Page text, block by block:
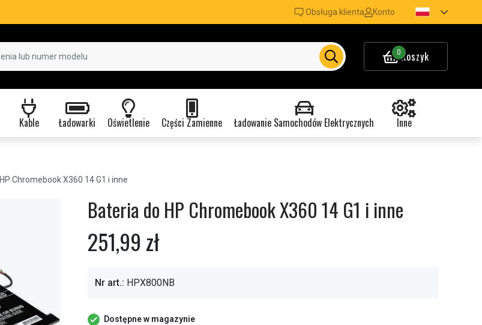
Obsługa klienta Konto
0Koszyk
Kable Ładowarki Oświetlenie Części Zamienne Ładowanie Samochodów Elektrycznych Inne
HP Chromebook X360 14 G1 i inne
Bateria do HP Chromebook X360 14 G1 i inne
251,99 zł
Nr art.: HPX800NB
Dostępne w magazynie